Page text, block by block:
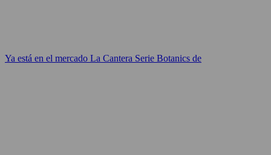
Ya está en el mercado La Cantera Serie Botanics de